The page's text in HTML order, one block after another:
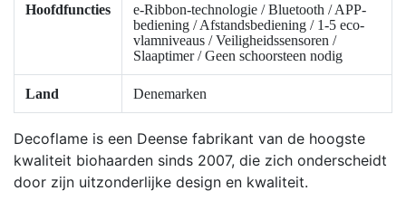
Hoofdfuncties
e-Ribbon-technologie / Bluetooth / APP-
bediening / Afstandsbediening / 1-5 eco-
vlamniveaus / Veiligheidssensoren /
Slaaptimer / Geen schoorsteen nodig
Land Denemarken
Decoflame is een Deense fabrikant van de hoogste
kwaliteit biohaarden sinds 2007, die zich onderscheidt
door zijn uitzonderlijke design en kwaliteit.